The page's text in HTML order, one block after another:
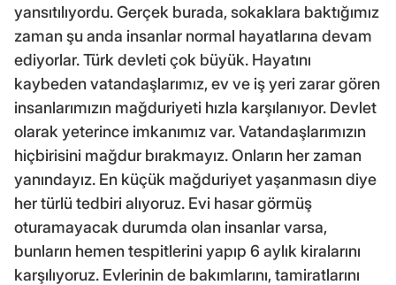
yansıtılıyordu. Gerçek burada, sokaklara baktığımız
zaman şu anda insanlar normal hayatlarına devam
ediyorlar. Türk devleti çok büyük. Hayatını
kaybeden vatandaşlarımız, ev ve iş yeri zarar gören
insanlarımızın mağduriyeti hızla karşılanıyor. Devlet
olarak yeterince imkanımız var. Vatandaşlarımızın
hiçbirisini mağdur bırakmayız. Onların her zaman
yanındayız. En küçük mağduriyet yaşanmasın diye
her türlü tedbiri alıyoruz. Evi hasar görmüş
oturamayacak durumda olan insanlar varsa,
bunların hemen tespitlerini yapıp 6 aylık kiralarını
karşılıyoruz. Evlerinin de bakımlarını, tamiratlarını